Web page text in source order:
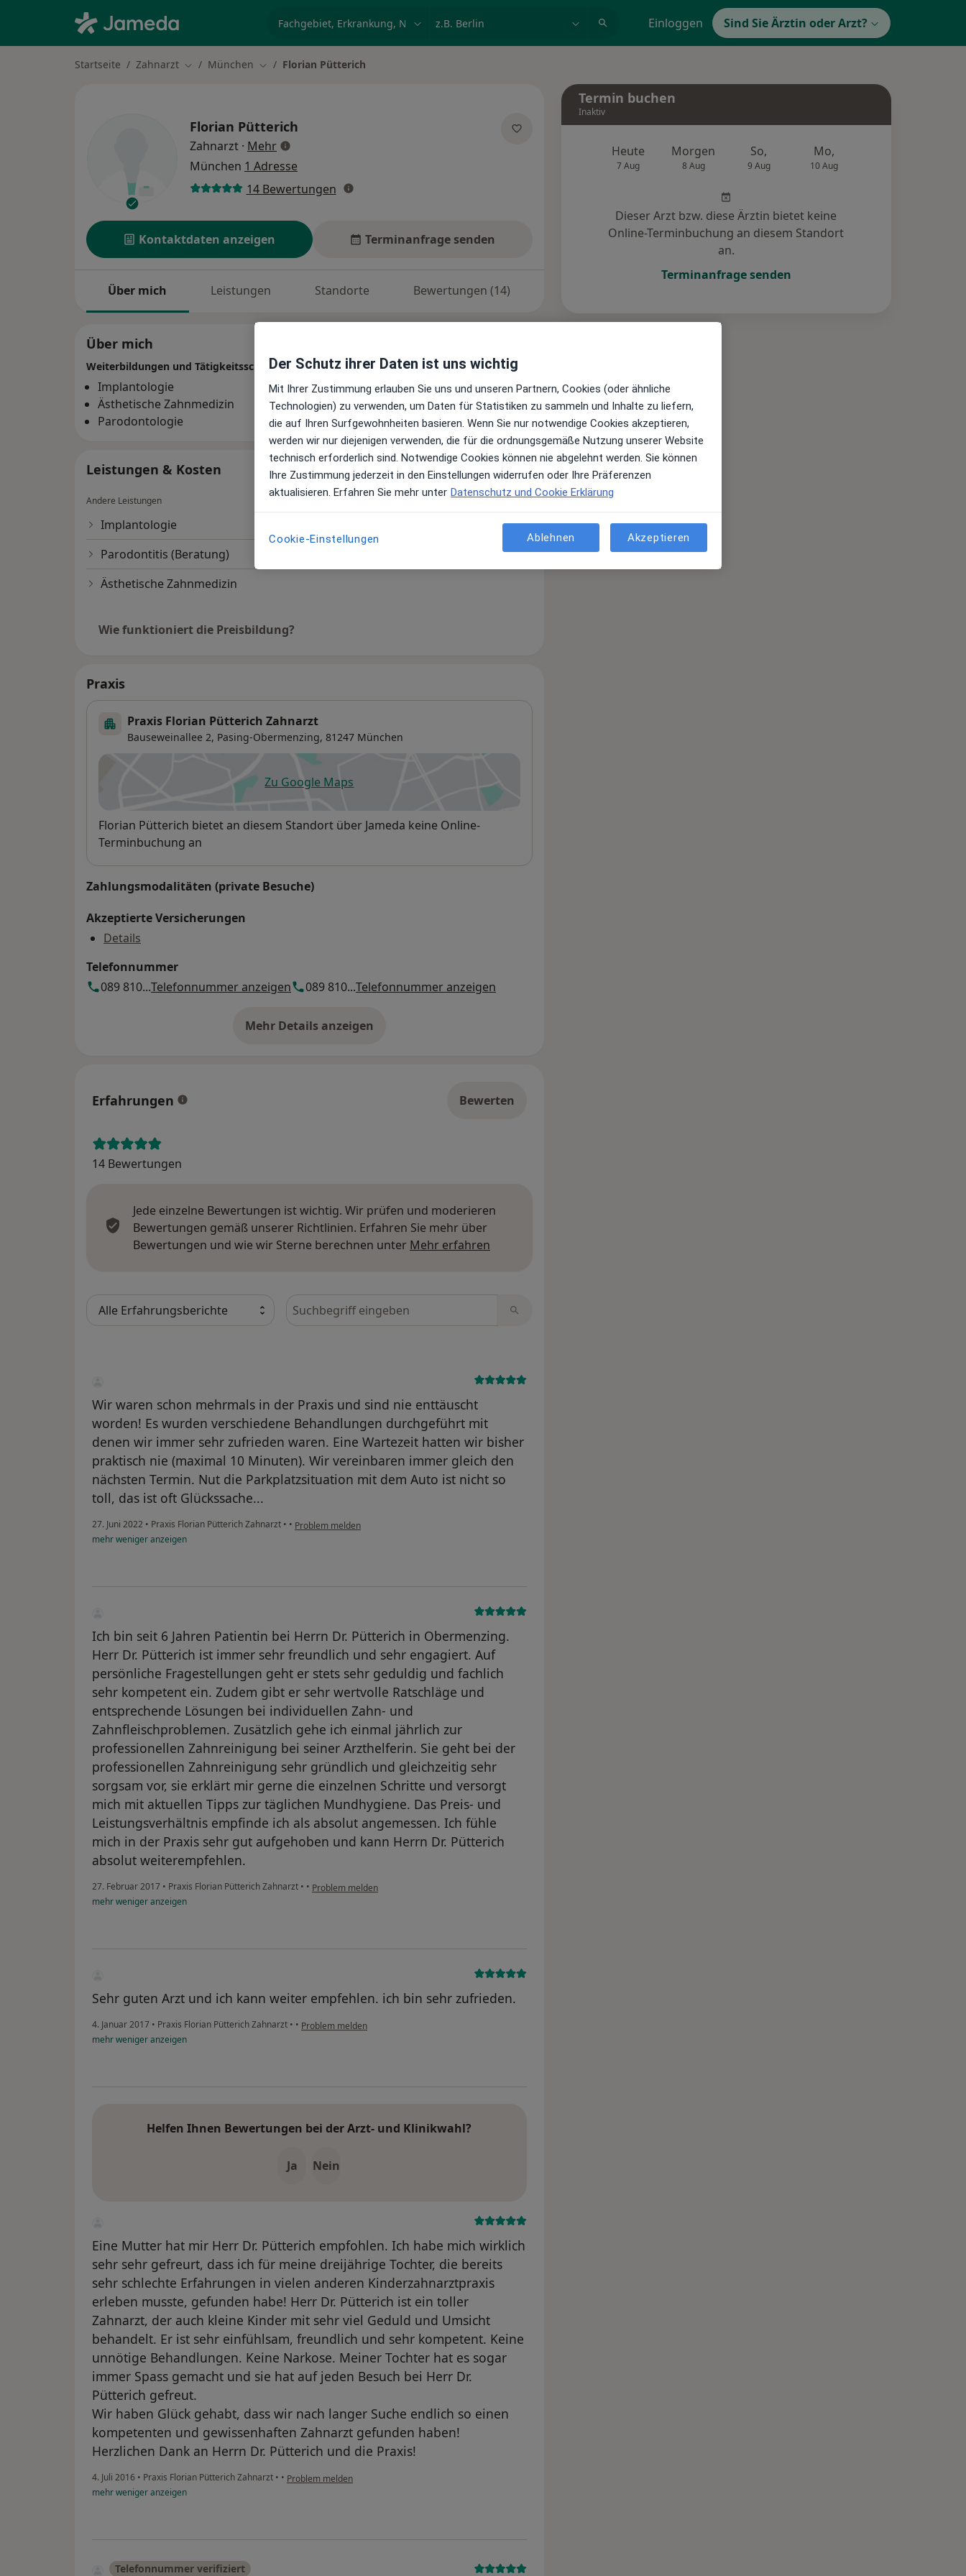
Einloggen Sind Sie Ärztin oder Arzt?
Startseite Zahnarzt Stadt ändern
München Stadt ändern
Florian Pütterich
Florian Pütterich
Zahnarzt · Mehrüber Spezialisierungen
München 1 Adresse
14 Bewertungen
Kontaktdaten anzeigen Terminanfrage senden
Über mich Leistungen Standorte Bewertungen (14)
Über mich
Weiterbildungen und Tätigkeitsschwerpunkte
Implantologie
Ästhetische Zahnmedizin
Parodontologie
Leistungen & Kosten
Andere Leistungen
Implantologie
Parodontitis (Beratung)
Ästhetische Zahnmedizin
Wie funktioniert die Preisbildung?
Praxis
Praxis Florian Pütterich Zahnarzt
Bauseweinallee 2, Pasing-Obermenzing, 81247 München
Zu Google Mapsöffnet in einer neuen Registerkarte
Verfügbarkeit
Florian Pütterich bietet an diesem Standort über Jameda keine Online-
Terminbuchung an
Zahlungsmodalitäten (private Besuche)
Akzeptierte Versicherungen
Details
Telefonnummer
089 810...Telefonnummer anzeigen 089 810...Telefonnummer anzeigen
Mehr Details anzeigen
über die Adresse
Erfahrungen Bewerten
14 Bewertungen
Jede einzelne Bewertungen ist wichtig. Wir prüfen und moderieren
Bewertungen gemäß unserer Richtlinien. Erfahren Sie mehr über
Bewertungen und wie wir Sterne berechnen unter Mehr erfahren
Bewertungen durchsuchen
Wir waren schon mehrmals in der Praxis und sind nie enttäuscht
worden! Es wurden verschiedene Behandlungen durchgeführt mit
denen wir immer sehr zufrieden waren. Eine Wartezeit hatten wir bisher
praktisch nie (maximal 10 Minuten). Wir vereinbaren immer gleich den
nächsten Termin. Nut die Parkplatzsituation mit dem Auto ist nicht so
toll, das ist oft Glückssache...
27. Juni 2022 • Praxis Florian Pütterich Zahnarzt • • Problem melden
mehrwenigeranzeigen
Ich bin seit 6 Jahren Patientin bei Herrn Dr. Pütterich in Obermenzing.
Herr Dr. Pütterich ist immer sehr freundlich und sehr engagiert. Auf
persönliche Fragestellungen geht er stets sehr geduldig und fachlich
sehr kompetent ein. Zudem gibt er sehr wertvolle Ratschläge und
entsprechende Lösungen bei individuellen Zahn- und
Zahnfleischproblemen. Zusätzlich gehe ich einmal jährlich zur
professionellen Zahnreinigung bei seiner Arzthelferin. Sie geht bei der
professionellen Zahnreinigung sehr gründlich und gleichzeitig sehr
sorgsam vor, sie erklärt mir gerne die einzelnen Schritte und versorgt
mich mit aktuellen Tipps zur täglichen Mundhygiene. Das Preis- und
Leistungsverhältnis empfinde ich als absolut angemessen. Ich fühle
mich in der Praxis sehr gut aufgehoben und kann Herrn Dr. Pütterich
absolut weiterempfehlen.
27. Februar 2017 • Praxis Florian Pütterich Zahnarzt • • Problem melden
mehrwenigeranzeigen
Sehr guten Arzt und ich kann weiter empfehlen. ich bin sehr zufrieden.
4. Januar 2017 • Praxis Florian Pütterich Zahnarzt • • Problem melden
mehrwenigeranzeigen
Helfen Ihnen Bewertungen bei der Arzt- und Klinikwahl?
Ja Nein
Eine Mutter hat mir Herr Dr. Pütterich empfohlen. Ich habe mich wirklich
sehr sehr gefreurt, dass ich für meine dreijährige Tochter, die bereits
sehr schlechte Erfahrungen in vielen anderen Kinderzahnarztpraxis
erleben musste, gefunden habe! Herr Dr. Pütterich ist ein toller
Zahnarzt, der auch kleine Kinder mit sehr viel Geduld und Umsicht
behandelt. Er ist sehr einfühlsam, freundlich und sehr kompetent. Keine
unnötige Behandlungen. Keine Narkose. Meiner Tochter hat es sogar
immer Spass gemacht und sie hat auf jeden Besuch bei Herr Dr.
Pütterich gefreut.
Wir haben Glück gehabt, dass wir nach langer Suche endlich so einen
kompetenten und gewissenhaften Zahnarzt gefunden haben!
Herzlichen Dank an Herrn Dr. Pütterich und die Praxis!
4. Juli 2016 • Praxis Florian Pütterich Zahnarzt • • Problem melden
mehrwenigeranzeigen
Telefonnummer verifiziert
Termin buchen
Inaktiv
Heute
7 Aug
Morgen
8 Aug
So,
9 Aug
Mo,
10 Aug
Dieser Arzt bzw. diese Ärztin bietet keine
Online-Terminbuchung an diesem Standort
an.
Terminanfrage senden
Der Schutz ihrer Daten ist uns wichtig
Mit Ihrer Zustimmung erlauben Sie uns und unseren Partnern, Cookies (oder ähnliche
Technologien) zu verwenden, um Daten für Statistiken zu sammeln und Inhalte zu liefern,
die auf Ihren Surfgewohnheiten basieren. Wenn Sie nur notwendige Cookies akzeptieren,
werden wir nur diejenigen verwenden, die für die ordnungsgemäße Nutzung unserer Website
technisch erforderlich sind. Notwendige Cookies können nie abgelehnt werden. Sie können
Ihre Zustimmung jederzeit in den Einstellungen widerrufen oder Ihre Präferenzen
aktualisieren. Erfahren Sie mehr unter Datenschutz und Cookie Erklärung
Cookie-Einstellungen Ablehnen Akzeptieren